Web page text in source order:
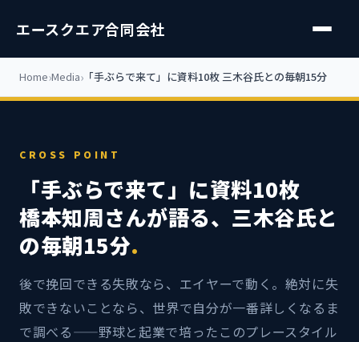
エースクエア合同会社
Home Media 「手ぶらで来て」に資料10枚 三木谷氏との毎朝15分
CROSS POINT
「手ぶらで来て」に資料10枚
橋本知周さんが語る、三木谷氏と
の毎朝15分.
後で挽回できる失敗なら、エイヤーで動く。絶対に失
敗できないことなら、世界で自分が一番詳しくなるま
で調べる——野球と起業で培ったこのプレースタイル